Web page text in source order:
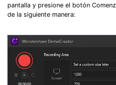
pantalla y presione el botón
de la siguiente manera: